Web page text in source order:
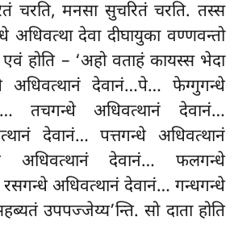
चरति, मनसा सुचरितं चरति. तस्स
अधिवत्था देवा दीघायुका वण्णवन्तो
होति – ‘अहो वताहं कायस्स भेदा
अधिवत्थानं देवानं…पे… फेग्गुगन्धे
तचगन्धे अधिवत्थानं देवानं…
देवानं… पत्तगन्धे अधिवत्थानं
अधिवत्थानं देवानं… फलगन्धे
अधिवत्थानं देवानं… गन्धगन्धे
उपपज्जेय्य’न्ति. सो दाता होति